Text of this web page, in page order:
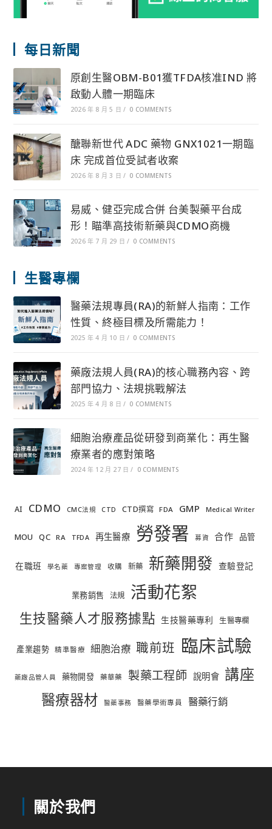
每日新聞
原創生醫OBM-B01獲TFDA核准IND 將
啟動人體一期臨床
2026 年 8 月 5 日 / 0 COMMENTS
醣聯新世代 ADC 藥物 GNX1021一期臨
床 完成首位受試者收案
2026 年 8 月 3 日 / 0 COMMENTS
易威、健亞完成合併 台美製藥平台成
形！瞄準高技術新藥與CDMO商機
2026 年 7 月 29 日 / 0 COMMENTS
生醫專欄
醫藥法規專員(RA)的新鮮人指南：工作
性質、終極目標及所需能力！
2025 年 4 月 10 日 / 0 COMMENTS
藥廠法規人員(RA)的核心職務內容、跨
部門協力、法規挑戰解法
2025 年 4 月 8 日 / 0 COMMENTS
細胞治療產品從研發到商業化：再生醫
療業者的應對策略
2024 年 12 月 27 日 / 0 COMMENTS
AI CDMO CMC法規 CTD CTD撰寫 FDA GMP Medical Writer
MOU QC RA TFDA 再生醫療 勞發署 募資 合作 品管
在職班 學名藥 專案管理 收購 新藥 新藥開發 查驗登記
業務銷售 法規 活動花絮
生技醫藥人才服務據點 生技醫藥專利 生醫專欄
產業趨勢 精準醫療 細胞治療 職前班 臨床試驗
藥廠品管人員 藥物開發 藥華藥 製藥工程師 說明會 講座
醫療器材 醫藥事務 醫藥學術專員 醫藥行銷
關於我們